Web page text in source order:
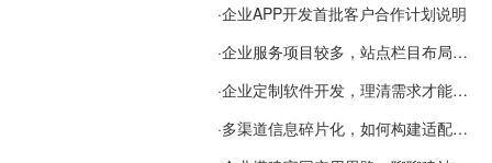
·企业APP开发首批客户合作计划说明
·企业服务项目较多，站点栏目布局规划参考思路
·企业定制软件开发，理清需求才能提升数字化落地效率
·多渠道信息碎片化，如何构建适配 AI 检索的品牌信息源